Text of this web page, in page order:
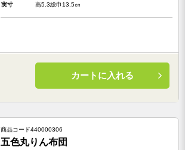
実寸
高5.3総巾13.5㎝
カートに入れる
商品コード440000306
五色丸りん布団